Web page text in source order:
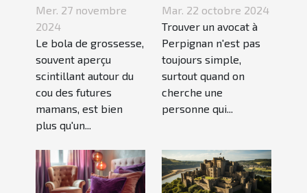
culturelles du
bola de
grossesse
Mer. 27 novembre
2024
Le bola de grossesse,
souvent aperçu
scintillant autour du
cou des futures
mamans, est bien
plus qu'un...
renommé à
Perpignan
Mar. 22 octobre 2024
Trouver un avocat à
Perpignan n'est pas
toujours simple,
surtout quand on
cherche une
personne qui...